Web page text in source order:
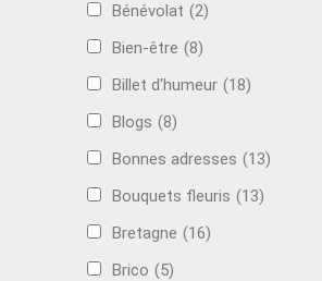
Bénévolat (2)
Bien-être (8)
Billet d'humeur (18)
Blogs (8)
Bonnes adresses (13)
Bouquets fleuris (13)
Bretagne (16)
Brico (5)